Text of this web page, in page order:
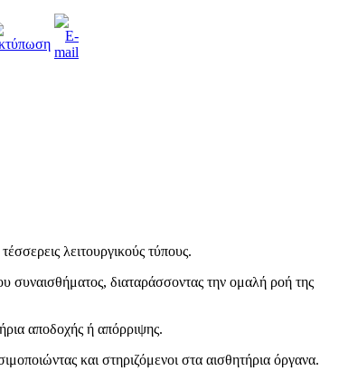
λειτουργικούς τύπους.
συναισθήματος, διαταράσσοντας την ομαλή ροή της
αποδοχής ή απόρριψης.
και στηριζόμενοι στα αισθητήρια όργανα.